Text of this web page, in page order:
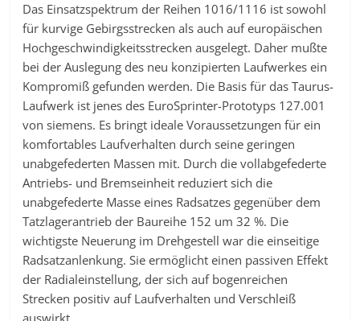
Das Einsatzspektrum der Reihen 1016/1116 ist sowohl
für kurvige Gebirgsstrecken als auch auf europäischen
Hochgeschwindigkeitsstrecken ausgelegt. Daher mußte
bei der Auslegung des neu konzipierten Laufwerkes ein
Kompromiß gefunden werden. Die Basis für das Taurus-
Laufwerk ist jenes des EuroSprinter-Prototyps 127.001
von siemens. Es bringt ideale Voraussetzungen für ein
komfortables Laufverhalten durch seine geringen
unabgefederten Massen mit. Durch die vollabgefederte
Antriebs- und Bremseinheit reduziert sich die
unabgefederte Masse eines Radsatzes gegenüber dem
Tatzlagerantrieb der Baureihe 152 um 32 %. Die
wichtigste Neuerung im Drehgestell war die einseitige
Radsatzanlenkung. Sie ermöglicht einen passiven Effekt
der Radialeinstellung, der sich auf bogenreichen
Strecken positiv auf Laufverhalten und Verschleiß